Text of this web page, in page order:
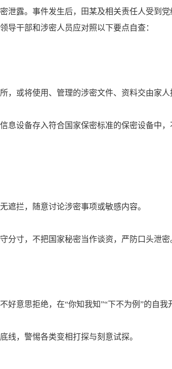
泄露。事件发生后，田某及相关责任人受到党
导干部和涉密人员应对照以下要点自查：
，或将使用、管理的涉密文件、资料交由家人
息设备存入符合国家保密标准的保密设备中
遮拦，随意讨论涉密事项或敏感内容。
分寸，不把国家秘密当作谈资，严防口头泄密
好意思拒绝，在“你知我知”“下不为例”的自我
线，警惕各类变相打探与刻意试探。